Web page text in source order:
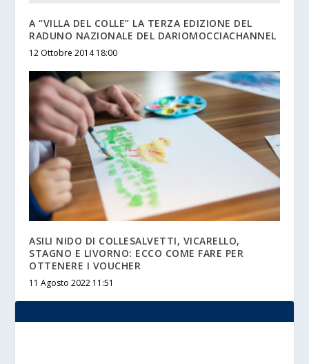
A “VILLA DEL COLLE” LA TERZA EDIZIONE DEL
RADUNO NAZIONALE DEL DARIOMOCCIACHANNEL
12 Ottobre 2014 18:00
ASILI NIDO DI COLLESALVETTI, VICARELLO,
STAGNO E LIVORNO: ECCO COME FARE PER
OTTENERE I VOUCHER
11 Agosto 2022 11:51